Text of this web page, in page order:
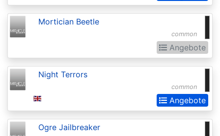
Apocalypse
Arabian
Nights
Arena
Promos
Avacyn
Restored
Baldurs
common
Mortician Beetle
Angebote
common
Night Terrors
Angebote
Ogre Jailbreaker